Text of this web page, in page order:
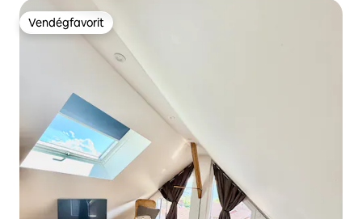
Vendégfavorit
Vendégfavorit